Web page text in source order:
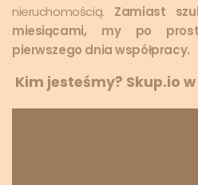
nieruchomością. Zamiast
miesiącami, my po
pierwszego dnia współpracy.
Kim jesteśmy? Skup.io